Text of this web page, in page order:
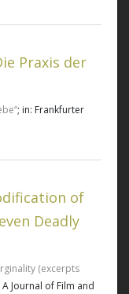
Praxis der
; in: Frankfurter
of
Deadly
(excerpts
Journal of Film and